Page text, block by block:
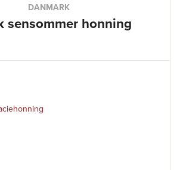
DANMARK
sensommer honning